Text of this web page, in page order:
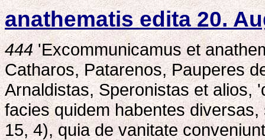
anathematis edita 20.
444'Excommunicamus et
Catharos, Patarenos, Pauperes
Arnaldistas, Speronistas et alios,
facies quidem habentes
15, 4), quia de vanitate